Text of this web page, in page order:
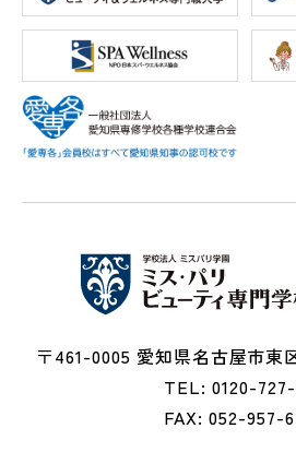
〒461-0005 愛知県名古屋市東
TEL: 0120-
FAX: 052-957-